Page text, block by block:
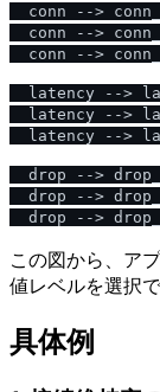
conn -->
conn -->
conn -->
latency -->
latency -->
latency -->
drop -->
drop -->
この図から、ア
値レベルを選択
具体例